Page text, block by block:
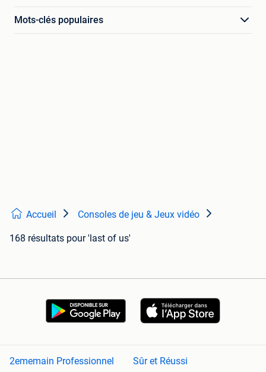
Mots-clés populaires
Accueil Consoles de jeu & Jeux vidéo
168 résultats pour 'last of us'
2ememain Professionnel Sûr et Réussi